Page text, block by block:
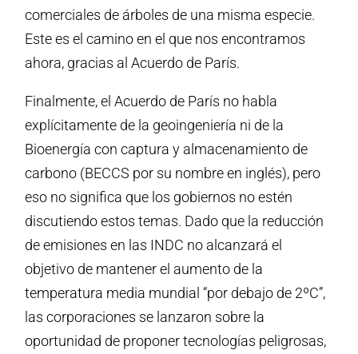
comerciales de árboles de una misma especie.
Este es el camino en el que nos encontramos
ahora, gracias al Acuerdo de París.
Finalmente, el Acuerdo de París no habla
explícitamente de la geoingeniería ni de la
Bioenergía con captura y almacenamiento de
carbono (BECCS por su nombre en inglés), pero
eso no significa que los gobiernos no estén
discutiendo estos temas. Dado que la reducción
de emisiones en las INDC no alcanzará el
objetivo de mantener el aumento de la
temperatura media mundial “por debajo de 2ºC”,
las corporaciones se lanzaron sobre la
oportunidad de proponer tecnologías peligrosas,